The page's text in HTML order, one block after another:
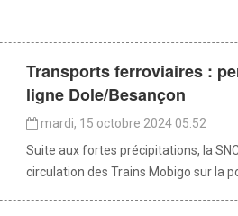
Transports ferroviaires :
ligne Dole/Besançon
mardi, 15 octobre 2024 05:52
Suite aux fortes précipitations, la
circulation des Trains Mobigo sur la